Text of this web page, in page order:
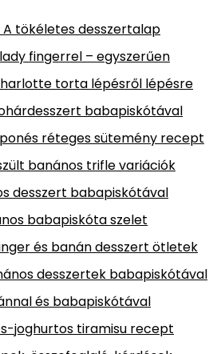
A tökéletes desszertalap
fingerrel – egyszerűen
torta lépésről lépésre
babapiskótával
réteges sütemény recept
banános trifle variációk
desszert babapiskótával
babapiskóta szelet
és banán desszert ötletek
desszertek babapiskótával
és babapiskótával
joghurtos tiramisu recept